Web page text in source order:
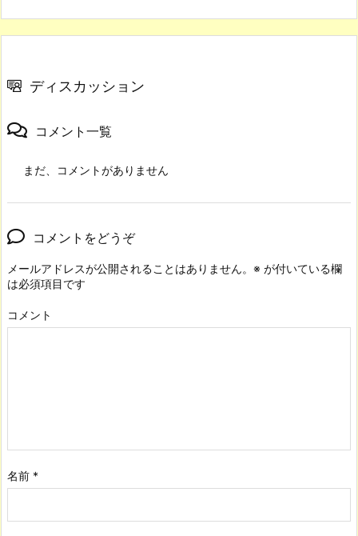
ディスカッション
コメント一覧
まだ、コメントがありません
コメントをどうぞ
メールアドレスが公開されることはありません。 ※ が付いている欄
は必須項目です
コメント
名前 *